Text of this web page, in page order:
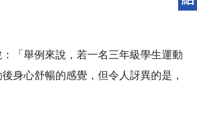
「舉例來說，若一名三年級學生運動
身心舒暢的感覺，但令人訝異的是，